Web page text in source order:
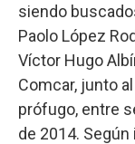
siendo
Paolo López
Víctor Hugo
Comcar, junto
prófugo, entre
de 2014.